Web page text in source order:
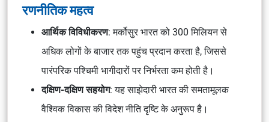
रणनीतिक महत्व
आर्थिक विविधीकरण: मर्कोसुर भारत को 300 मिलियन से
अधिक लोगों के बाजार तक पहुंच प्रदान करता है, जिससे
पारंपरिक पश्चिमी भागीदारों पर निर्भरता कम होती है।
दक्षिण-दक्षिण सहयोग: यह साझेदारी भारत की समतामूलक
वैश्विक विकास की विदेश नीति दृष्टि के अनुरूप है।